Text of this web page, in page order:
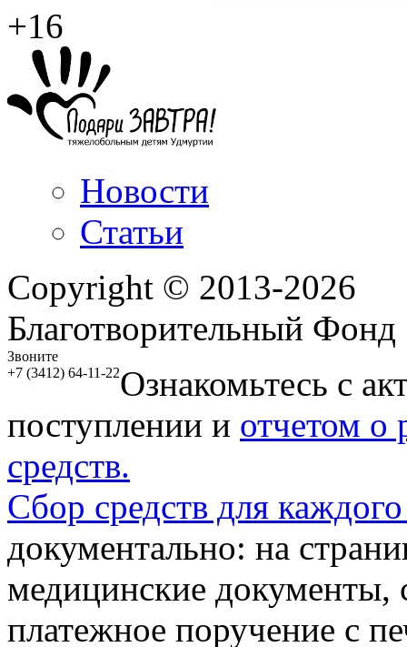
+16
Новости
Статьи
Copyright © 2013-2026
Благотворительный
Звоните
+7 (3412) 64-11-22Ознакомьтесь с
поступлении и отчетом о
средств.
Сбор средств для
документально: на
медицинские документы,
платежное поручение с